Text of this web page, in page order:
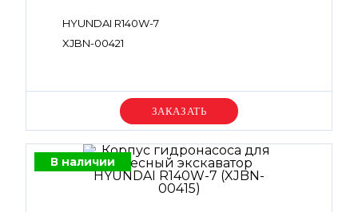
HYUNDAI R140W-7
XJBN-00421
Уточняйте цену
В наличии